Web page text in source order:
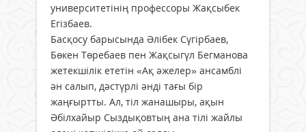
университетінің профессоры Жақсыбек
Егізбаев.
Басқосу барысында Әлібек Сүгірбаев,
Бөкен Төребаев пен Жақсыгүл Бегманова
жетекшілік ететін «Ақ әжелер» ансамблі
ән салып, дәстүрлі әнді тағы бір
жаңғыртты. Ал, тіл жанашыры, ақын
Әбілхайыр Сыздықовтың ана тілі жайлы